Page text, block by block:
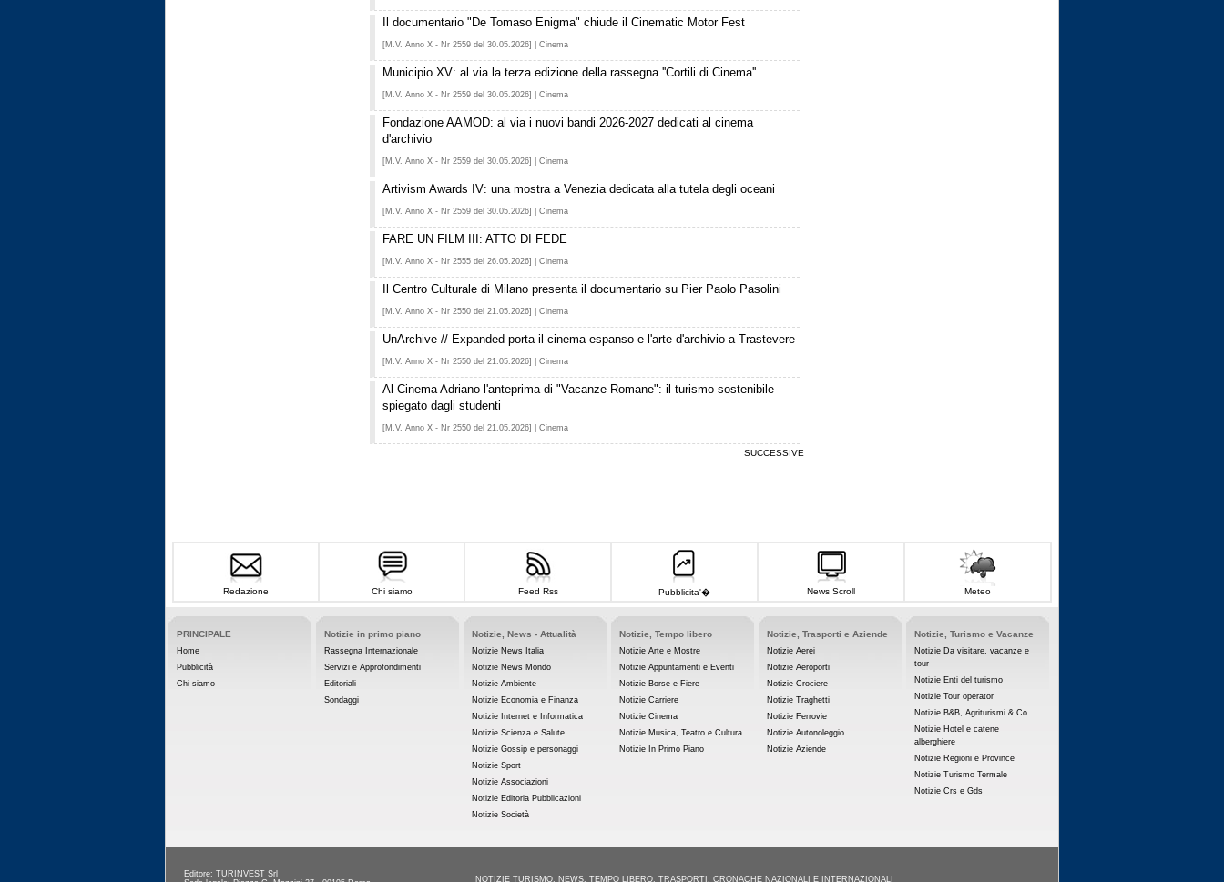
Il documentario "De Tomaso Enigma" chiude il Cinematic Motor Fest
[M.V. Anno X - Nr 2559 del 30.05.2026] | Cinema
Municipio XV: al via la terza edizione della rassegna ''Cortili di Cinema''
[M.V. Anno X - Nr 2559 del 30.05.2026] | Cinema
Fondazione AAMOD: al via i nuovi bandi 2026-2027 dedicati al cinema
d'archivio
[M.V. Anno X - Nr 2559 del 30.05.2026] | Cinema
Artivism Awards IV: una mostra a Venezia dedicata alla tutela degli oceani
[M.V. Anno X - Nr 2559 del 30.05.2026] | Cinema
FARE UN FILM III: ATTO DI FEDE
[M.V. Anno X - Nr 2555 del 26.05.2026] | Cinema
Il Centro Culturale di Milano presenta il documentario su Pier Paolo Pasolini
[M.V. Anno X - Nr 2550 del 21.05.2026] | Cinema
UnArchive // Expanded porta il cinema espanso e l'arte d'archivio a Trastevere
[M.V. Anno X - Nr 2550 del 21.05.2026] | Cinema
Al Cinema Adriano l'anteprima di "Vacanze Romane": il turismo sostenibile
spiegato dagli studenti
[M.V. Anno X - Nr 2550 del 21.05.2026] | Cinema
SUCCESSIVE
Redazione Chi siamo Feed Rss Pubblicita'� News Scroll Meteo
PRINCIPALE
Home
Pubblicità
Chi siamo
Notizie in primo piano
Rassegna Internazionale
Servizi e Approfondimenti
Editoriali
Sondaggi
Notizie, News - Attualità
Notizie News Italia
Notizie News Mondo
Notizie Ambiente
Notizie Economia e Finanza
Notizie Internet e Informatica
Notizie Scienza e Salute
Notizie Gossip e personaggi
Notizie Sport
Notizie Associazioni
Notizie Editoria Pubblicazioni
Notizie Società
Notizie, Tempo libero
Notizie Arte e Mostre
Notizie Appuntamenti e Eventi
Notizie Borse e Fiere
Notizie Carriere
Notizie Cinema
Notizie Musica, Teatro e Cultura
Notizie In Primo Piano
Notizie, Trasporti e Aziende
Notizie Aerei
Notizie Aeroporti
Notizie Crociere
Notizie Traghetti
Notizie Ferrovie
Notizie Autonoleggio
Notizie Aziende
Notizie, Turismo e Vacanze
Notizie Da visitare, vacanze e
tour
Notizie Enti del turismo
Notizie Tour operator
Notizie B&B, Agriturismi & Co.
Notizie Hotel e catene
alberghiere
Notizie Regioni e Province
Notizie Turismo Termale
Notizie Crs e Gds
Editore: TURINVEST Srl
NOTIZIE TURISMO, NEWS, TEMPO LIBERO, TRASPORTI, CRONACHE NAZIONALI E INTERNAZIONALI